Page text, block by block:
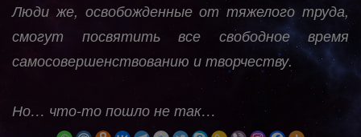
Люди же, освобожденные от тяжелого труда,
смогут посвятить все свободное время
самосовершенствованию и творчеству.
Но… что-то пошло не так…